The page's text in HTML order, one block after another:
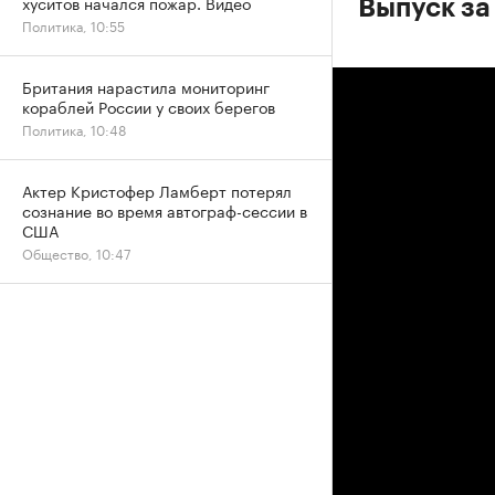
Выпуск
Политика, 10:55
Британия нарастила мониторинг
кораблей России у своих берегов
Политика, 10:48
Актер Кристофер Ламберт потерял
сознание во время автограф-сессии в
США
Общество, 10:47